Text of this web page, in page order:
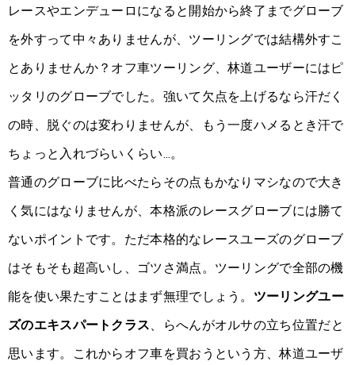
レースやエンデューロになると開始から終了までグローブ
を外すって中々ありませんが、ツーリングでは結構外すこ
とありませんか？オフ車ツーリング、林道ユーザーにはピ
ッタリのグローブでした。強いて欠点を上げるなら汗だく
の時、脱ぐのは変わりませんが、もう一度ハメるとき汗で
ちょっと入れづらいくらい…。
普通のグローブに比べたらその点もかなりマシなので大き
く気にはなりませんが、本格派のレースグローブには勝て
ないポイントです。ただ本格的なレースユーズのグローブ
はそもそも超高いし、ゴツさ満点。ツーリングで全部の機
能を使い果たすことはまず無理でしょう。 ツーリングユー
ズのエキスパートクラス、らへんがオルサの立ち位置だと
思います。これからオフ車を買おうという方、林道ユーザ